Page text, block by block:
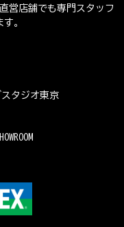
営店舗でも専門スタッフ
。
タジオ東京